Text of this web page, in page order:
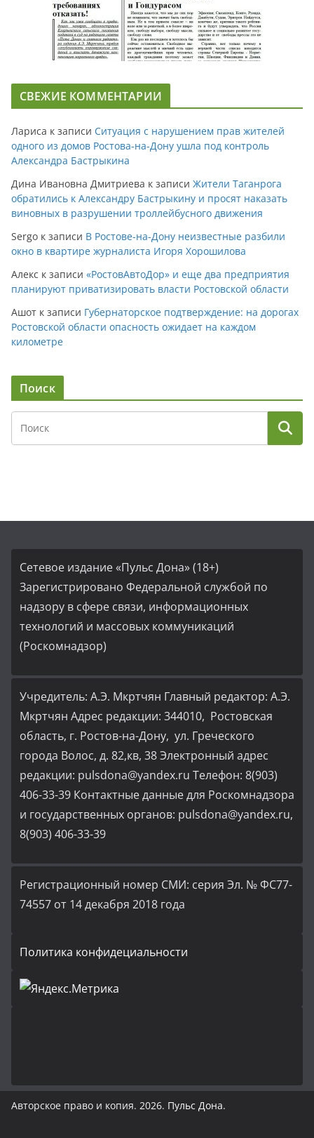
СВЕЖИЕ КОММЕНТАРИИ
Лариса к записи Ситуация с нарушением прав жителей
одного из домов Ростова-на-Дону ушла под контроль
Александра Бастрыкина
Дина Ивановна Дмитриева к записи Жители Таганрога
обратились к Александру Бастрыкину и просят наказать
виновных в разрушении троллейбусного движения
Sergo к записи В Ростове-на-Дону неизвестные разбили
окно в квартире журналиста Игоря Хорошилова
Алекс к записи «РостовАвтоДор» и еще два предприятия
планируют приватизировать власти Ростовской области
Ашот к записи Губернаторское подтверждение: на дорогах
Ростовской области опасность ожидает на каждом
километре
Поиск
Сетевое издание «Пульс Дона» (18+)
Зарегистрировано Федеральной службой по
надзору в сфере связи, информационных
технологий и массовых коммуникаций
(Роскомнадзор)
Учредитель: А.Э. Мкртчян Главный редактор: А.Э.
Мкртчян Адрес редакции: 344010, Ростовская
область, г. Ростов-на-Дону, ул. Греческого
города Волос, д. 82,кв, 38 Электронный адрес
редакции: pulsdona@yandex.ru Телефон: 8(903)
406-33-39 Контактные данные для Роскомнадзора
и государственных органов: pulsdona@yandex.ru,
8(903) 406-33-39
Регистрационный номер СМИ: серия Эл. № ФС77-
74557 от 14 декабря 2018 года
Политика конфидециальности
Авторское право и копия. 2026. Пульс Дона.